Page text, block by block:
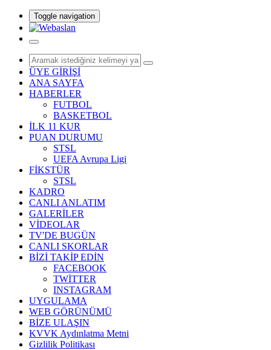
Toggle navigation
ÜYE GİRİŞİ
ANA SAYFA
HABERLER
FUTBOL
BASKETBOL
İLK 11 KUR
PUAN DURUMU
STSL
UEFA Avrupa Ligi
FİKSTÜR
STSL
KADRO
CANLI ANLATIM
GALERİLER
VİDEOLAR
TV'DE BUGÜN
CANLI SKORLAR
BİZİ TAKİP EDİN
FACEBOOK
TWİTTER
INSTAGRAM
UYGULAMA
WEB GÖRÜNÜMÜ
BİZE ULAŞIN
KVVK Aydınlatma Metni
Gizlilik Politikası